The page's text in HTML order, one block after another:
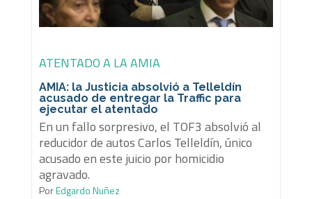
ATENTADO A LA AMIA
AMIA: la Justicia absolvió a Telleldín
acusado de entregar la Traffic para
ejecutar el atentado
En un fallo sorpresivo, el TOF3 absolvió al
reducidor de autos Carlos Telleldín, único
acusado en este juicio por homicidio
agravado.
PorEdgardo Nuñez